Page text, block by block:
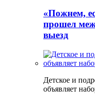
«Пожнем,
прошел
выезд
Детское и
объявляет